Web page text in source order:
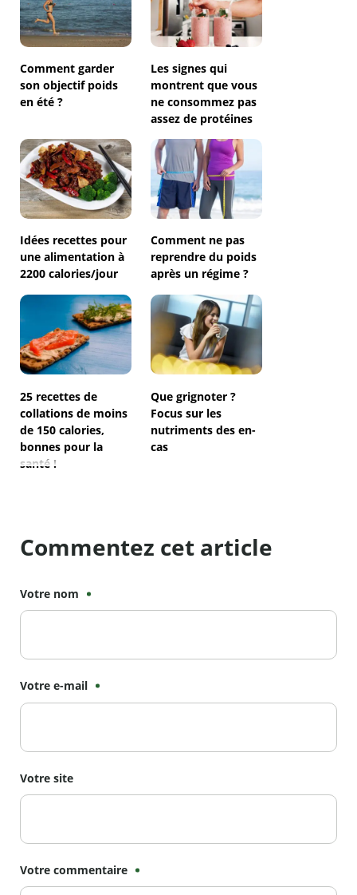
Comment garder
son objectif poids
en été ?
Les signes qui
montrent que vous
ne consommez pas
assez de protéines
Idées recettes pour
une alimentation à
2200 calories/jour
Comment ne pas
reprendre du poids
après un régime ?
25 recettes de
collations de moins
de 150 calories,
bonnes pour la
santé !
Que grignoter ?
Focus sur les
nutriments des en-
cas
Commentez cet article
Votre nom
Votre e-mail
Votre site
Votre commentaire